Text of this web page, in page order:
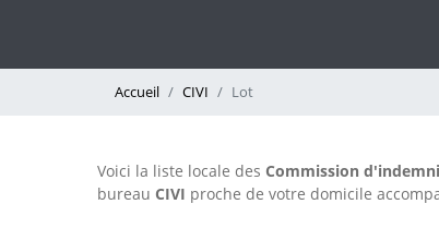
Accueil CIVI Lot
Voici la liste locale des Commission
bureau CIVI proche de votre domicile